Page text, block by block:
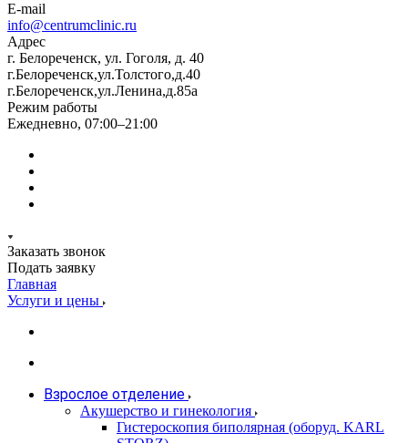
E-mail
info@centrumclinic.ru
Адрес
г. Белореченск, ул. Гоголя, д. 40
г.Белореченск,ул.Толстого,д.40
г.Белореченск,ул.Ленина,д.85а
Режим работы
Ежедневно, 07:00–21:00
Заказать звонок
Подать заявку
Главная
Услуги и цены
Взрослое отделение
Акушерство и гинекология
Гистероскопия биполярная (оборуд. KARL